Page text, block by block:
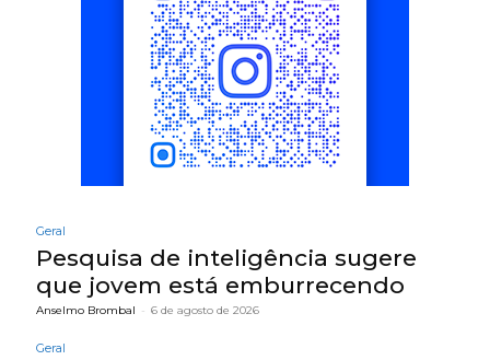
Geral
Pesquisa de inteligência sugere
que jovem está emburrecendo
Anselmo Brombal - 6 de agosto de 2026
Geral